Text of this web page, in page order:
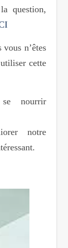
question,
n’êtes
cette
nourrir
notre